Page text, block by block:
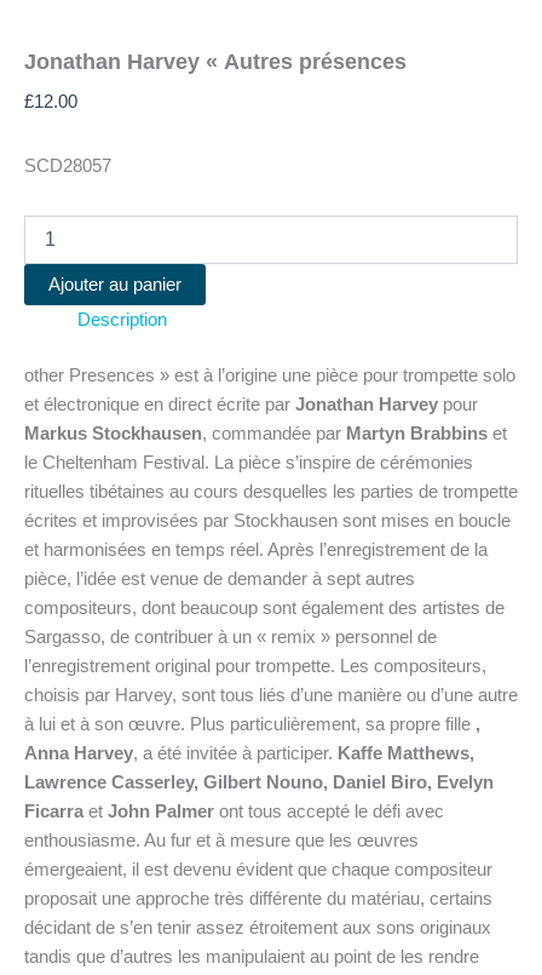
Jonathan Harvey « Autres présences
£12.00
SCD28057
quantité
Jonathan
Harvey
Ajouter au panier
Description
other Presences » est à l’origine une pièce pour trompette solo
et électronique en direct écrite par Jonathan Harvey pour
Markus Stockhausen, commandée par Martyn Brabbins et
le Cheltenham Festival. La pièce s’inspire de cérémonies
rituelles tibétaines au cours desquelles les parties de trompette
écrites et improvisées par Stockhausen sont mises en boucle
et harmonisées en temps réel. Après l’enregistrement de la
pièce, l’idée est venue de demander à sept autres
compositeurs, dont beaucoup sont également des artistes de
Sargasso, de contribuer à un « remix » personnel de
l’enregistrement original pour trompette. Les compositeurs,
choisis par Harvey, sont tous liés d’une manière ou d’une autre
à lui et à son œuvre. Plus particulièrement, sa propre fille ,
Anna Harvey, a été invitée à participer. Kaffe Matthews,
Lawrence Casserley, Gilbert Nouno, Daniel Biro, Evelyn
Ficarra et John Palmer ont tous accepté le défi avec
enthousiasme. Au fur et à mesure que les œuvres
émergeaient, il est devenu évident que chaque compositeur
proposait une approche très différente du matériau, certains
décidant de s’en tenir assez étroitement aux sons originaux
tandis que d’autres les manipulaient au point de les rendre